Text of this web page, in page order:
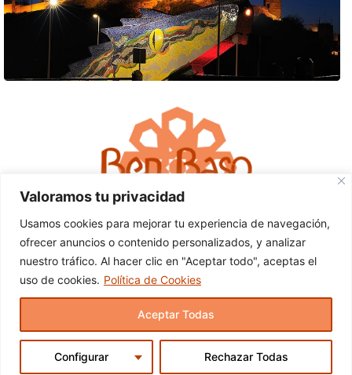
Valoramos tu privacidad
Usamos cookies para mejorar tu experiencia de navegación,
ofrecer anuncios o contenido personalizados, y analizar
nuestro tráfico. Al hacer clic en "Aceptar todo", aceptas el
uso de cookies. Política de Cookies
Configurar Rechazar Todas
Aceptar Todas
© 2024 Ben Baso. Todos los derechos reservados